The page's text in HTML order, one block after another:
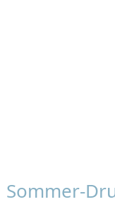
Sommer-